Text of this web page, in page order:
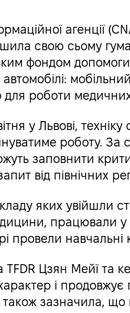
агенції
свою сьому
фондом
для роботи
у Львові,
роботу.
заповнити
від північних
яких увійшли
працювали
провели
Цзян Мейї та
і продовжує
також зазначила,